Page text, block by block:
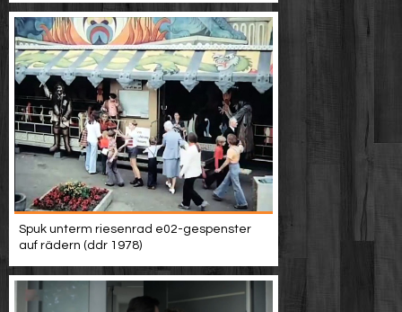
Spuk unterm riesenrad e02-gespenster
auf rädern (ddr 1978)